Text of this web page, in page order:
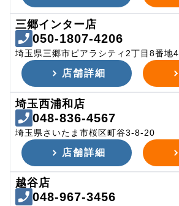
三郷インター店
050-1807-4206
埼玉県三郷市ピアラシティ2丁目8番地4
店舗詳細
埼玉西浦和店
048-836-4567
埼玉県さいたま市桜区町谷3-8-20
店舗詳細
越谷店
048-967-3456